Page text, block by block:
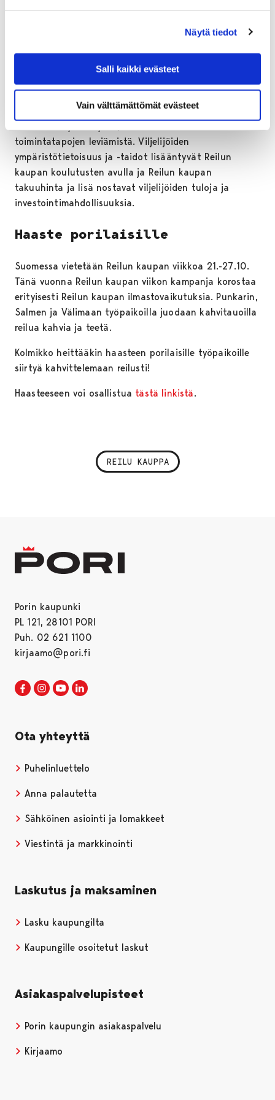
Näytä tiedot
Salli kaikki evästeet
Vain välttämättömät evästeet
raivataan puolestaan metsiä ja jopa kansallispuistoja.
Reilu kauppa edellyttää ympäristön ja metsien
kaakaonviljelijöiden muodostamilta osuuskunnilta sekä
ilmastoon tukemalla heidän organisoitumista ja
toimintatapojen leviämistä. Viljelijöiden
ympäristötietoisuus ja -taidot lisääntyvät Reilun
kaupan koulutusten avulla ja Reilun kaupan
takuuhinta ja lisä nostavat viljelijöiden tuloja ja
investointimahdollisuuksia.
Haaste porilaisille
Suomessa vietetään Reilun kaupan viikkoa 21.-27.10.
Tänä vuonna Reilun kaupan viikon kampanja korostaa
erityisesti Reilun kaupan ilmastovaikutuksia. Punkarin,
Salmen ja Välimaan työpaikoilla juodaan kahvitauoilla
reilua kahvia ja teetä.
Kolmikko heittääkin haasteen porilaisille työpaikoille
siirtyä kahvittelemaan reilusti!
Haasteeseen voi osallistua tästä linkistä.
REILU KAUPPA
Porin kaupunki
PL 121, 28101 PORI
Puh. 02 621 1100
kirjaamo@pori.fi
Porin kaupunki Facebookissa
Avautuu uudessa välilehdessä
Porin kaupunki Instagramissa
Avautuu uudessa välilehdessä
Porin kaupunki Youtubessa
Avautuu uudessa välilehdessä
Ota yhteyttä
Puhelinluettelo
Anna palautetta
Sähköinen asiointi ja lomakkeet
Viestintä ja markkinointi
Laskutus ja maksaminen
Lasku kaupungilta
Kaupungille osoitetut laskut
Asiakaspalvelupisteet
Porin kaupungin asiakaspalvelu
Kirjaamo